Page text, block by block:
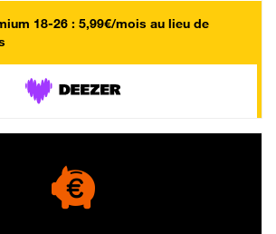
18-26 : 5,99€/mois au lieu de